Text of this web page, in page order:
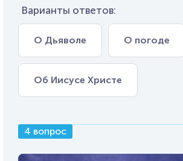
Варианты ответов:
О Дьяволе О погоде
Об Иисусе Христе
4 вопрос